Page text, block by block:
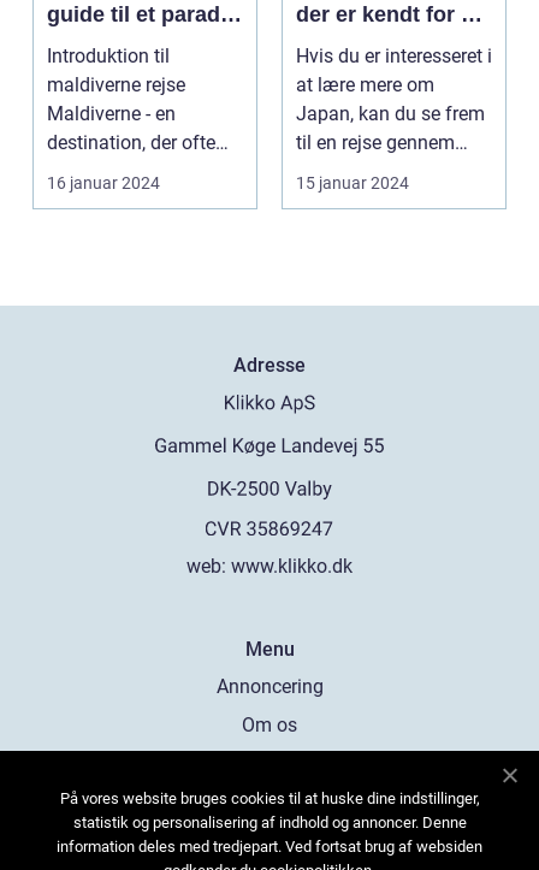
guide til et paradis
på jorden
Introduktion til
maldiverne rejse
Maldiverne - en
destination, der ofte
bringer billeder af
snehvid...
16 januar 2024
der er kendt for sin
rige kultur, unikke
traditioner og
fantastiske
naturlandskaber
Hvis du er interesseret i
at lære mere om
Japan, kan du se frem
til en rejse gennem
historien, smage...
15 januar 2024
Adresse
web: www.klikko.dk
Menu
Annoncering
Om os
Kontakt os
Sitemap
På vores website bruges cookies til at huske dine indstillinger,
statistik og personalisering af indhold og annoncer. Denne
information deles med tredjepart. Ved fortsat brug af websiden